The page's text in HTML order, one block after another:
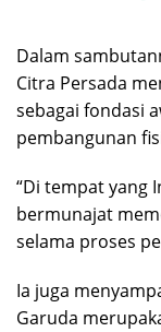
Dalam
Citra Persada
sebagai fondasi
pembangunan
“Di tempat yang
bermunajat
selama proses
Ia juga
Garuda